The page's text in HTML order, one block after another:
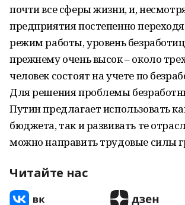
почти все сферы жизни, и,
предприятия постепенно
режим работы, уровень
прежнему очень высок – около
человек состоят на учете по
Для решения проблемы
Путин предлагает использовать
бюджета, так и развивать те
можно направить трудовые силы
Читайте нас